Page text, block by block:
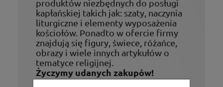
produktów niezbędnych do posługi
kapłańskiej takich jak: szaty, naczynia
liturgiczne i elementy wyposażenia
kościołów. Ponadto w ofercie firmy
znajdują się figury, świece, różańce,
obrazy i wiele innych artykułów o
tematyce religijnej.
Życzymy udanych zakupów!